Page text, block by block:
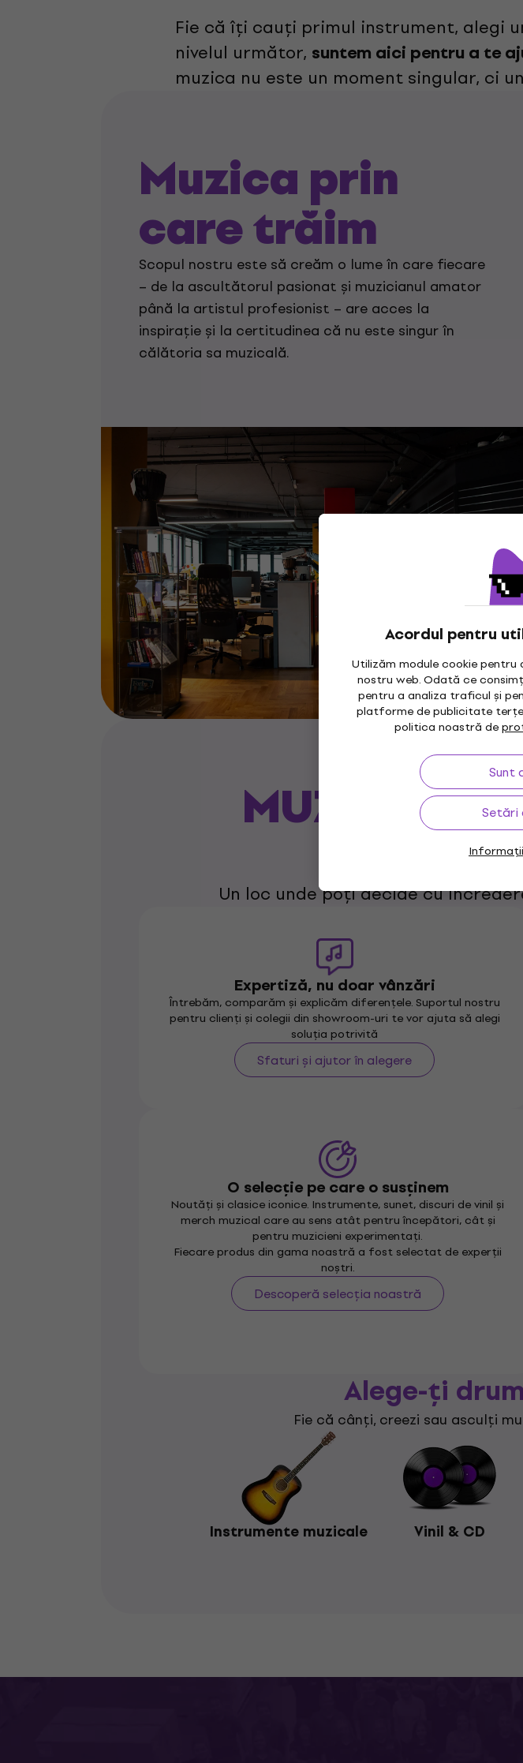
Acordul pentru
Utilizăm module cookie
nostru web. Odată ce
pentru a analiza traficul și
platforme de publicitate
politica noastră de
Sunt
Fie că îți cauți primul instrument, alegi
nivelul următor, suntem aici pentru a te
muzica nu este un moment singular, ci
Muzica prin
care trăim
Scopul nostru este să creăm o lume în care fiecare
– de la ascultătorul pasionat și muzicianul amator
până la artistul profesionist – are acces la
inspirație și la certitudinea că nu este singur în
călătoria sa muzicală.
MUZICA TA,
Un loc unde poți decide cu
Expertiză, nu doar vânzări
Întrebăm, comparăm și explicăm diferențele. Suportul nostru
pentru clienți și colegii din showroom-uri te vor ajuta să alegi
soluția potrivită
Sfaturi și ajutor în alegere
O selecție pe care o susținem
Noutăți și clasice iconice. Instrumente, sunet, discuri de vinil și
merch muzical care au sens atât pentru începători, cât și
pentru muzicieni experimentați.
Fiecare produs din gama noastră a fost selectat de experții
noștri.
Descoperă selecția noastră
Alege-ți
Fie că cânți, creezi sau asculți
Instrumente muzicale Vinil & CD